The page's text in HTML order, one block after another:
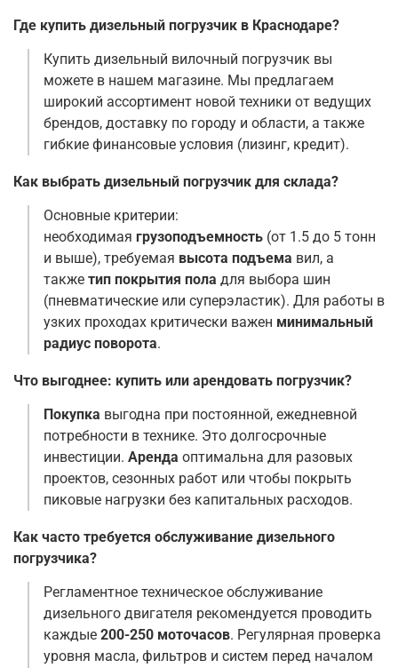
Где купить дизельный погрузчик в Краснодаре?
Купить дизельный вилочный погрузчик вы
можете в нашем магазине. Мы предлагаем
широкий ассортимент новой техники от ведущих
брендов, доставку по городу и области, а также
гибкие финансовые условия (лизинг, кредит).
Как выбрать дизельный погрузчик для склада?
Основные критерии:
необходимая грузоподъемность (от 1.5 до 5 тонн
и выше), требуемая высота подъема вил, а
также тип покрытия пола для выбора шин
(пневматические или суперэластик). Для работы в
узких проходах критически важен минимальный
радиус поворота.
Что выгоднее: купить или арендовать погрузчик?
Покупка выгодна при постоянной, ежедневной
потребности в технике. Это долгосрочные
инвестиции. Аренда оптимальна для разовых
проектов, сезонных работ или чтобы покрыть
пиковые нагрузки без капитальных расходов.
Как часто требуется обслуживание дизельного
погрузчика?
Регламентное техническое обслуживание
дизельного двигателя рекомендуется проводить
каждые 200-250 моточасов. Регулярная проверка
уровня масла, фильтров и систем перед началом